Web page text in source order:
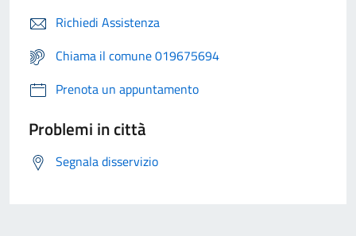
Richiedi Assistenza
Chiama il comune 019675694
Prenota un appuntamento
Problemi in città
Segnala disservizio